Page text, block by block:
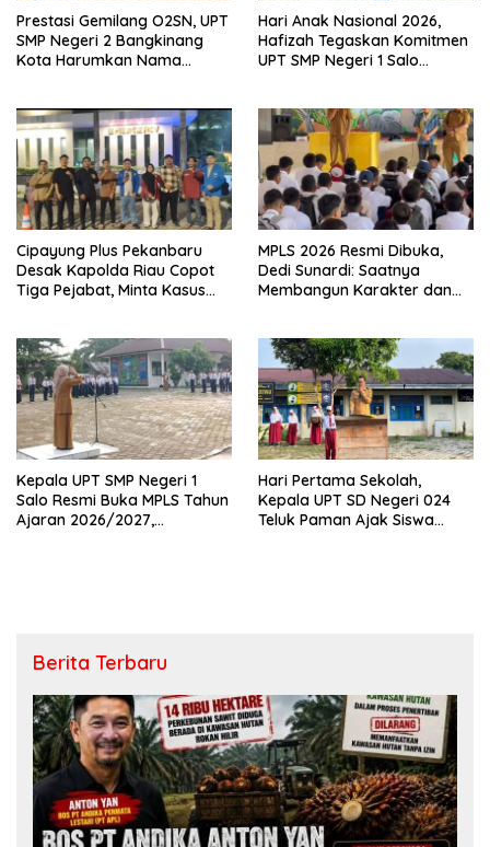
Prestasi Gemilang O2SN, UPT
SMP Negeri 2 Bangkinang
Kota Harumkan Nama
Hari Anak Nasional 2026,
Hafizah Tegaskan Komitmen
UPT SMP Negeri 1 Salo
Cipayung Plus Pekanbaru
Desak Kapolda Riau Copot
Tiga Pejabat, Minta Kasus
MPLS 2026 Resmi Dibuka,
Dedi Sunardi: Saatnya
Membangun Karakter dan
Kepala UPT SMP Negeri 1
Salo Resmi Buka MPLS Tahun
Ajaran 2026/2027,
Hari Pertama Sekolah,
Kepala UPT SD Negeri 024
Teluk Paman Ajak Siswa
Berita Terbaru